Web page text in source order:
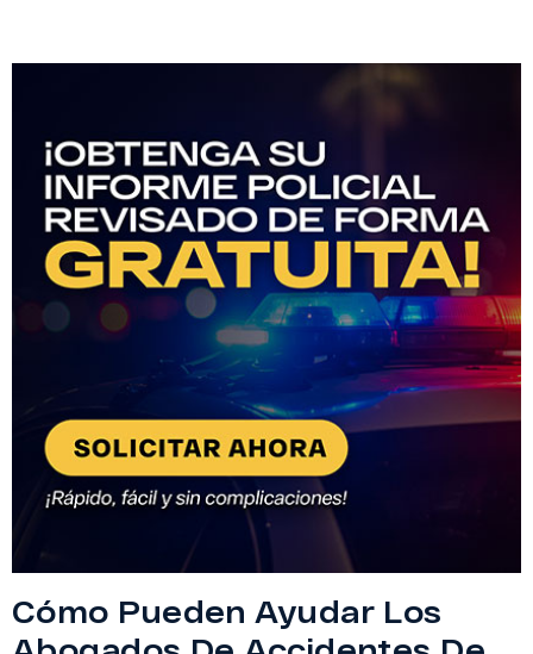
Cómo Pueden Ayudar Los